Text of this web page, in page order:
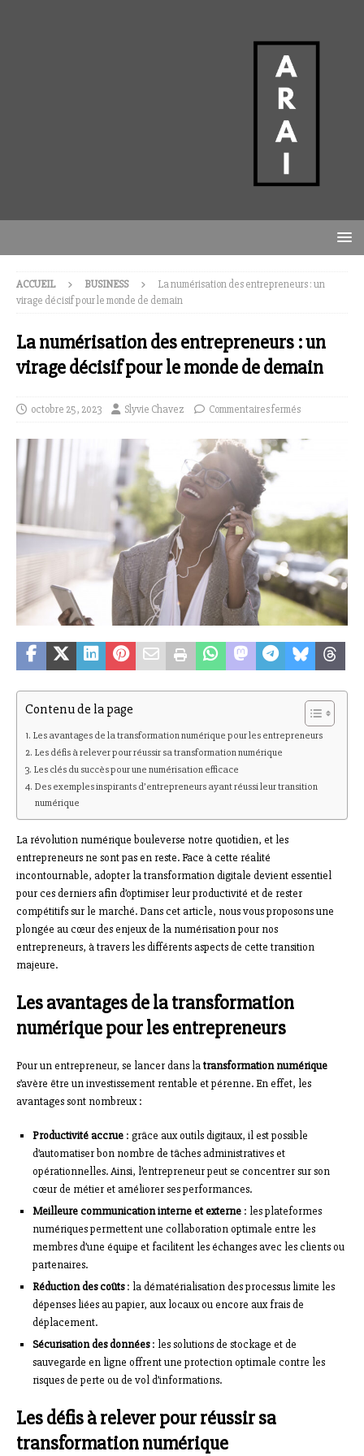
ACCUEIL BUSINESS
La numérisation des entrepreneurs : un
virage décisif pour le monde de demain
La numérisation des entrepreneurs : un
virage décisif pour le monde de demain
octobre 25, 2023 Slyvie Chavez Commentaires fermés
Contenu de la page
Les avantages de la transformation numérique pour les entrepreneurs
Les défis à relever pour réussir sa transformation numérique
Les clés du succès pour une numérisation efficace
Des exemples inspirants d’entrepreneurs ayant réussi leur transition
numérique
La révolution numérique bouleverse notre quotidien, et les
entrepreneurs ne sont pas en reste. Face à cette réalité
incontournable, adopter la transformation digitale devient essentiel
pour ces derniers afin d’optimiser leur productivité et de rester
compétitifs sur le marché. Dans cet article, nous vous proposons une
plongée au cœur des enjeux de la numérisation pour nos
entrepreneurs, à travers les différents aspects de cette transition
majeure.
Les avantages de la transformation
numérique pour les entrepreneurs
Pour un entrepreneur, se lancer dans latransformation numérique
s’avère être un investissement rentable et pérenne. En effet, les
avantages sont nombreux :
Productivité accrue : grâce aux outils digitaux, il est possible
d’automatiser bon nombre de tâches administratives et
opérationnelles. Ainsi, l’entrepreneur peut se concentrer sur son
cœur de métier et améliorer ses performances.
Meilleure communication interne et externe : les plateformes
numériques permettent une collaboration optimale entre les
membres d’une équipe et facilitent les échanges avec les clients ou
partenaires.
Réduction des coûts: la dématérialisation des processus limite les
dépenses liées au papier, aux locaux ou encore aux frais de
déplacement.
Sécurisation des données: les solutions de stockage et de
sauvegarde en ligne offrent une protection optimale contre les
risques de perte ou de vol d’informations.
Les défis à relever pour réussir sa
transformation numérique